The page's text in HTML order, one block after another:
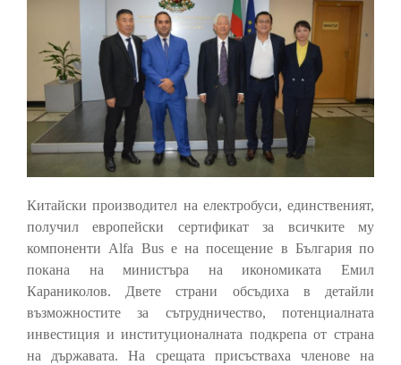
Китайски производител на електробуси, единственият,
получил европейски сертификат за всичките му
компоненти Alfa Bus е на посещение в България по
покана на министъра на икономиката Емил
Караниколов. Двете страни обсъдиха в детайли
възможностите за сътрудничество, потенциалната
инвестиция и институционалната подкрепа от страна
на държавата. На срещата присъстваха членове на